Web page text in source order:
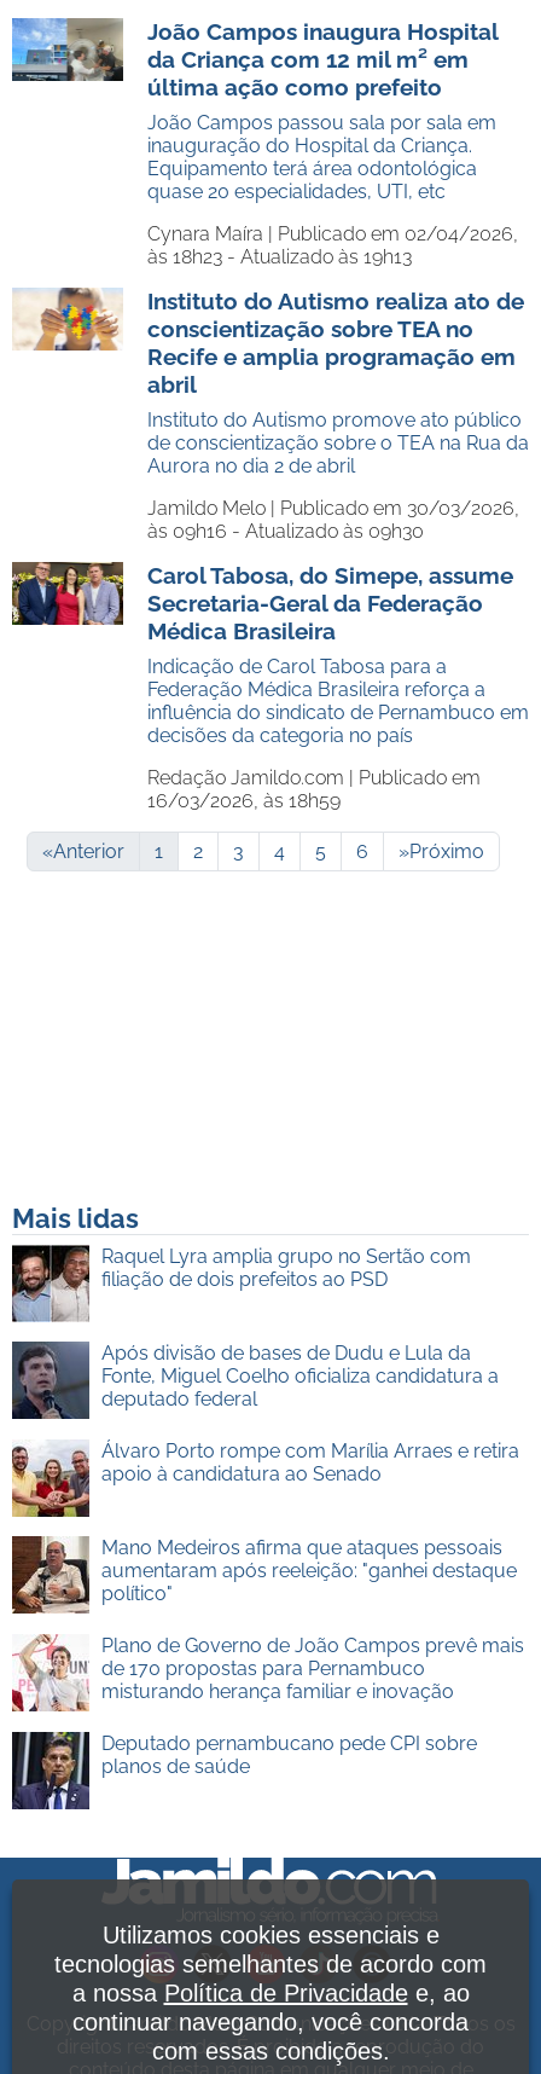
João Campos inaugura Hospital
da Criança com 12 mil m² em
última ação como prefeito
João Campos passou sala por sala em
inauguração do Hospital da Criança.
Equipamento terá área odontológica
quase 20 especialidades, UTI, etc
Cynara Maíra | Publicado em 02/04/2026,
às 18h23 - Atualizado às 19h13
Instituto do Autismo realiza ato de
conscientização sobre TEA no
Recife e amplia programação em
abril
Instituto do Autismo promove ato público
de conscientização sobre o TEA na Rua da
Aurora no dia 2 de abril
Jamildo Melo | Publicado em 30/03/2026,
às 09h16 - Atualizado às 09h30
Carol Tabosa, do Simepe, assume
Secretaria-Geral da Federação
Médica Brasileira
Indicação de Carol Tabosa para a
Federação Médica Brasileira reforça a
influência do sindicato de Pernambuco em
decisões da categoria no país
Redação Jamildo.com | Publicado em
16/03/2026, às 18h59
«Anterior 1 2 3 4 5 6 »Próximo
Mais lidas
Raquel Lyra amplia grupo no Sertão com
filiação de dois prefeitos ao PSD
Após divisão de bases de Dudu e Lula da
Fonte, Miguel Coelho oficializa candidatura a
deputado federal
Álvaro Porto rompe com Marília Arraes e retira
apoio à candidatura ao Senado
Mano Medeiros afirma que ataques pessoais
aumentaram após reeleição: "ganhei destaque
político"
Plano de Governo de João Campos prevê mais
de 170 propostas para Pernambuco
misturando herança familiar e inovação
Deputado pernambucano pede CPI sobre
planos de saúde
Copyright Jamildo Melo Comunicações Ltda. Todos os
direitos reservados. É proibida a reprodução do
Utilizamos cookies essenciais e
tecnologias semelhantes de acordo com
a nossa Política de Privacidadee, ao
continuar navegando, você concorda
com essas condições.